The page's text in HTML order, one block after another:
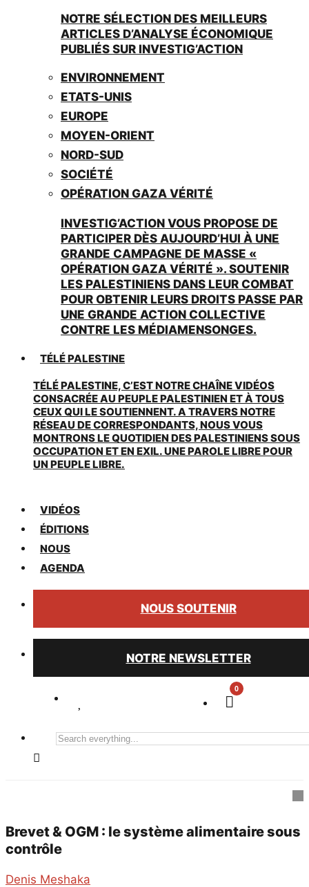
NOTRE SÉLECTION DES MEILLEURS
ARTICLES D’ANALYSE ÉCONOMIQUE
PUBLIÉS SUR INVESTIG’ACTION
ENVIRONNEMENT
ETATS-UNIS
EUROPE
MOYEN-ORIENT
NORD-SUD
SOCIÉTÉ
OPÉRATION GAZA VÉRITÉ
INVESTIG’ACTION VOUS PROPOSE DE
PARTICIPER DÈS AUJOURD’HUI À UNE
GRANDE CAMPAGNE DE MASSE «
OPÉRATION GAZA VÉRITÉ ». SOUTENIR
LES PALESTINIENS DANS LEUR COMBAT
POUR OBTENIR LEURS DROITS PASSE PAR
UNE GRANDE ACTION COLLECTIVE
CONTRE LES MÉDIAMENSONGES.
TÉLÉ PALESTINE
TÉLÉ PALESTINE, C’EST NOTRE CHAÎNE VIDÉOS
CONSACRÉE AU PEUPLE PALESTINIEN ET À TOUS
CEUX QUI LE SOUTIENNENT. A TRAVERS NOTRE
RÉSEAU DE CORRESPONDANTS, NOUS VOUS
MONTRONS LE QUOTIDIEN DES PALESTINIENS SOUS
OCCUPATION ET EN EXIL. UNE PAROLE LIBRE POUR
UN PEUPLE LIBRE.
VIDÉOS
ÉDITIONS
NOUS
AGENDA
NOUS SOUTENIR
NOTRE NEWSLETTER
0
Search
Brevet & OGM : le système alimentaire sous
contrôle
Denis Meshaka